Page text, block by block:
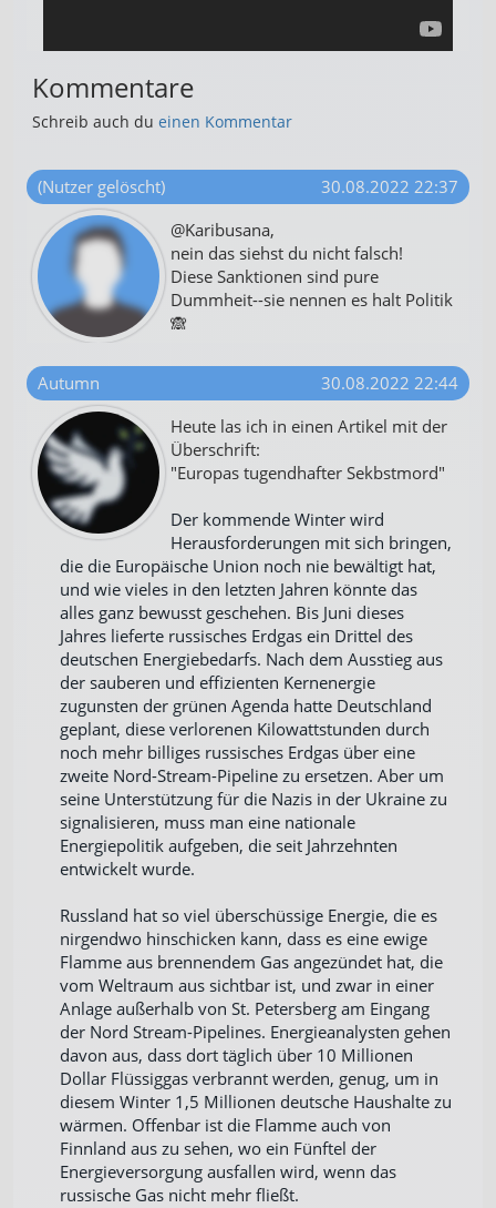
Kommentare
Schreib auch du einen Kommentar
(Nutzer gelöscht)
30.08.2022 22:37
@Karibusana,
nein das siehst du nicht falsch!
Diese Sanktionen sind pure
Dummheit--sie nennen es halt Politik
🙈
Autumn
30.08.2022 22:44
Heute las ich in einen Artikel mit der
Überschrift:
"Europas tugendhafter Sekbstmord"
Der kommende Winter wird
Herausforderungen mit sich bringen,
die die Europäische Union noch nie bewältigt hat,
und wie vieles in den letzten Jahren könnte das
alles ganz bewusst geschehen. Bis Juni dieses
Jahres lieferte russisches Erdgas ein Drittel des
deutschen Energiebedarfs. Nach dem Ausstieg aus
der sauberen und effizienten Kernenergie
zugunsten der grünen Agenda hatte Deutschland
geplant, diese verlorenen Kilowattstunden durch
noch mehr billiges russisches Erdgas über eine
zweite Nord-Stream-Pipeline zu ersetzen. Aber um
seine Unterstützung für die Nazis in der Ukraine zu
signalisieren, muss man eine nationale
Energiepolitik aufgeben, die seit Jahrzehnten
entwickelt wurde.
Russland hat so viel überschüssige Energie, die es
nirgendwo hinschicken kann, dass es eine ewige
Flamme aus brennendem Gas angezündet hat, die
vom Weltraum aus sichtbar ist, und zwar in einer
Anlage außerhalb von St. Petersberg am Eingang
der Nord Stream-Pipelines. Energieanalysten gehen
davon aus, dass dort täglich über 10 Millionen
Dollar Flüssiggas verbrannt werden, genug, um in
diesem Winter 1,5 Millionen deutsche Haushalte zu
wärmen. Offenbar ist die Flamme auch von
Finnland aus zu sehen, wo ein Fünftel der
Energieversorgung ausfallen wird, wenn das
russische Gas nicht mehr fließt.